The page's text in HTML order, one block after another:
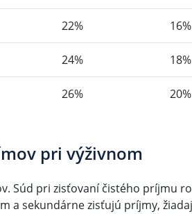
22% 16%
24% 18%
26% 20%
pri výživnom
Súd pri zisťovaní čistého príjmu
sekundárne zisťujú príjmy,